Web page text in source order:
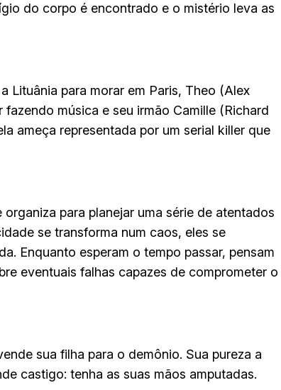
do corpo é encontrado e o mistério leva as
Lituânia para morar em Paris, Theo (Alex
música e seu irmão Camille (Richard
ameça representada por um serial killer que
para planejar uma série de atentados
se transforma num caos, eles se
Enquanto esperam o tempo passar, pensam
eventuais falhas capazes de comprometer o
sua filha para o demônio. Sua pureza a
castigo: tenha as suas mãos amputadas.